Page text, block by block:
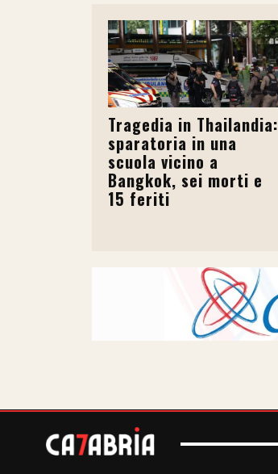
Tragedia in Thailandia:
sparatoria in una
scuola vicino a
Bangkok, sei morti e
15 feriti